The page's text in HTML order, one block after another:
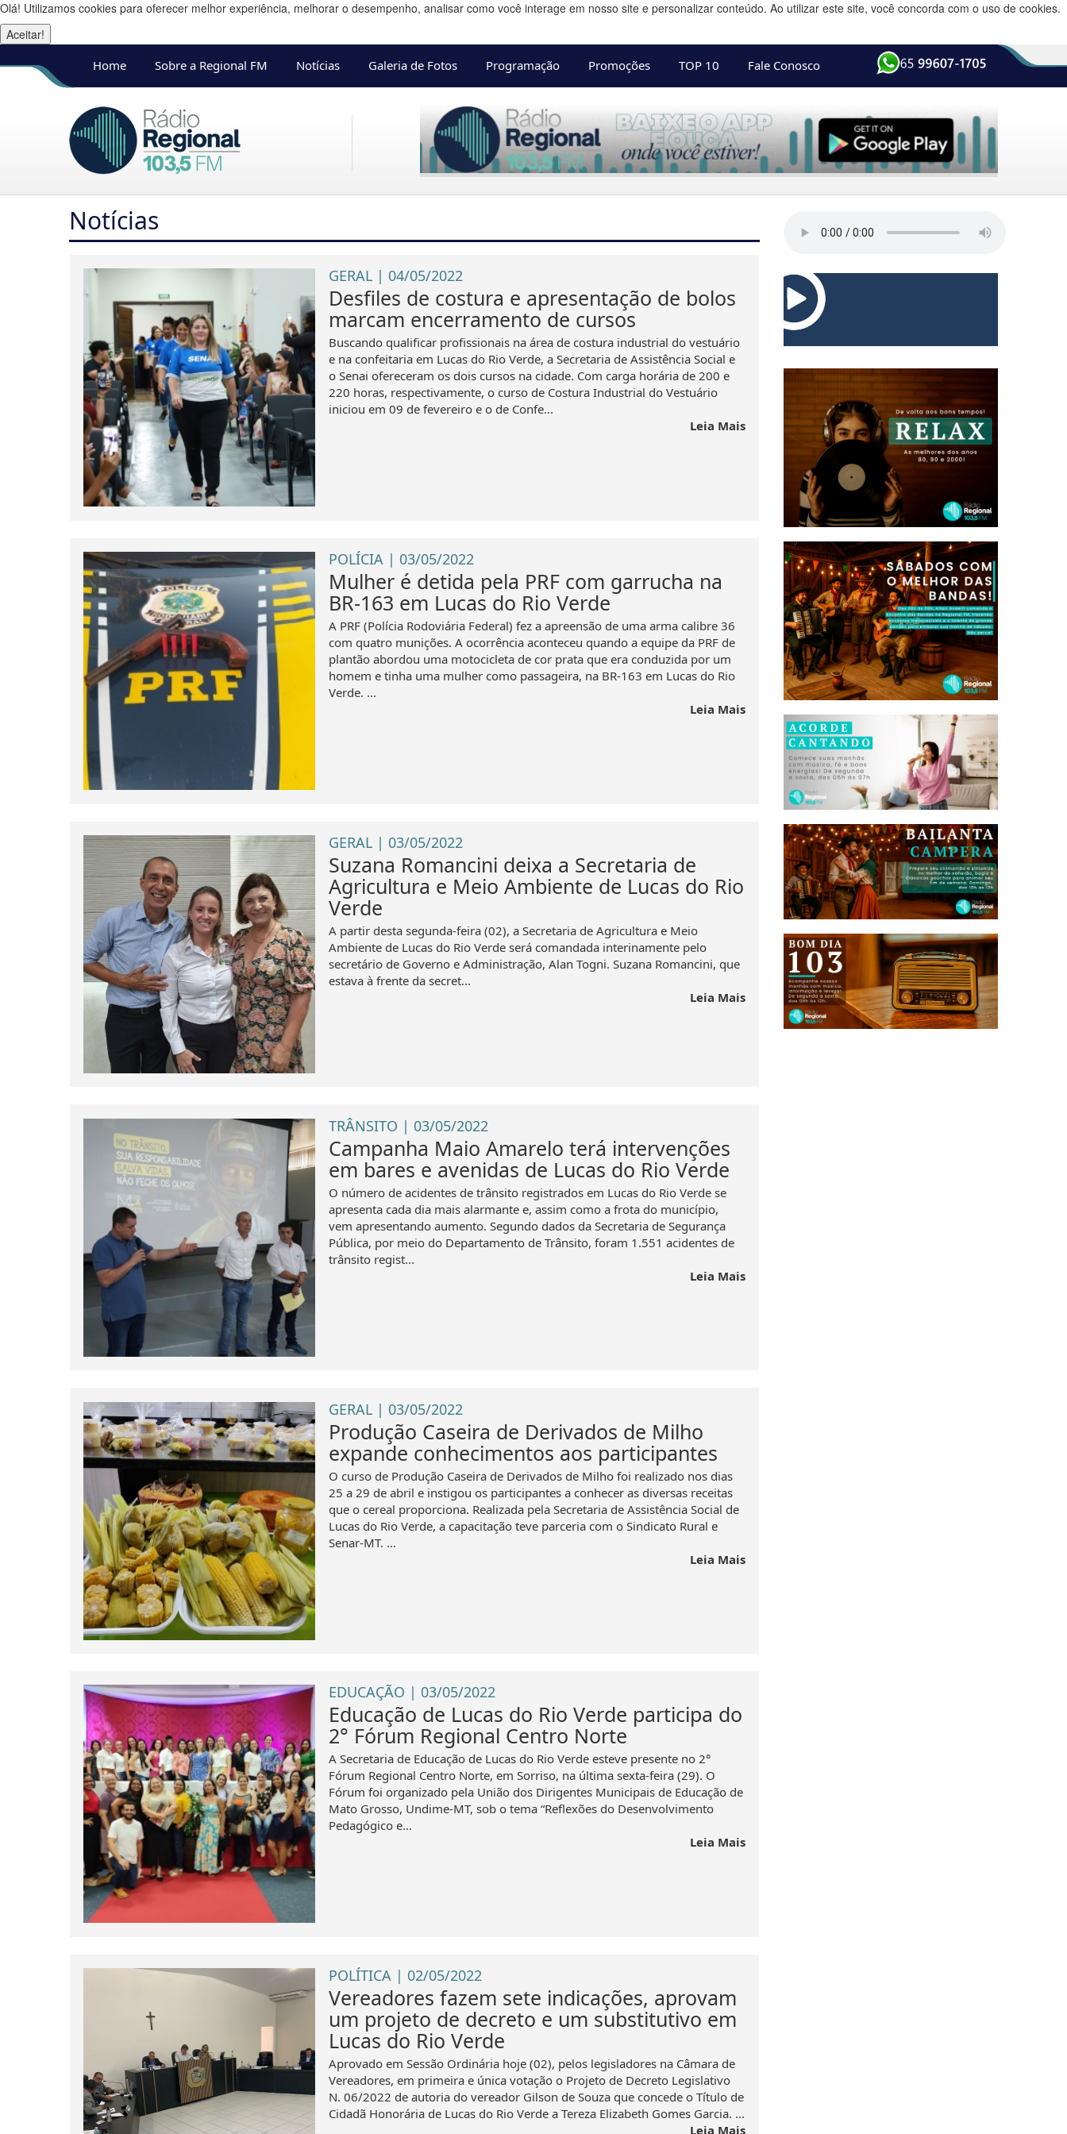
Olá! Utilizamos cookies para oferecer melhor experiência, melhorar o desempenho, analisar como você interage em nosso site e personalizar conteúdo. Ao utilizar este site, você concorda com o uso de cookies.
Aceitar!
Home
Sobre a Regional FM Notícias Galeria de Fotos Programação Promoções TOP 10 Fale Conosco
Notícias
GERAL | 04/05/2022
Desfiles de costura e apresentação de bolos
marcam encerramento de cursos
Buscando qualificar profissionais na área de costura industrial do vestuário
e na confeitaria em Lucas do Rio Verde, a Secretaria de Assistência Social e
o Senai ofereceram os dois cursos na cidade. Com carga horária de 200 e
220 horas, respectivamente, o curso de Costura Industrial do Vestuário
iniciou em 09 de fevereiro e o de Confe...
Leia Mais
POLÍCIA | 03/05/2022
Mulher é detida pela PRF com garrucha na
BR-163 em Lucas do Rio Verde
A PRF (Polícia Rodoviária Federal) fez a apreensão de uma arma calibre 36
com quatro munições. A ocorrência aconteceu quando a equipe da PRF de
plantão abordou uma motocicleta de cor prata que era conduzida por um
homem e tinha uma mulher como passageira, na BR-163 em Lucas do Rio
Verde. ...
Leia Mais
GERAL | 03/05/2022
Suzana Romancini deixa a Secretaria de
Agricultura e Meio Ambiente de Lucas do Rio
Verde
A partir desta segunda-feira (02), a Secretaria de Agricultura e Meio
Ambiente de Lucas do Rio Verde será comandada interinamente pelo
secretário de Governo e Administração, Alan Togni. Suzana Romancini, que
estava à frente da secret...
Leia Mais
TRÂNSITO | 03/05/2022
Campanha Maio Amarelo terá intervenções
em bares e avenidas de Lucas do Rio Verde
O número de acidentes de trânsito registrados em Lucas do Rio Verde se
apresenta cada dia mais alarmante e, assim como a frota do município,
vem apresentando aumento. Segundo dados da Secretaria de Segurança
Pública, por meio do Departamento de Trânsito, foram 1.551 acidentes de
trânsito regist...
Leia Mais
GERAL | 03/05/2022
Produção Caseira de Derivados de Milho
expande conhecimentos aos participantes
O curso de Produção Caseira de Derivados de Milho foi realizado nos dias
25 a 29 de abril e instigou os participantes a conhecer as diversas receitas
que o cereal proporciona. Realizada pela Secretaria de Assistência Social de
Lucas do Rio Verde, a capacitação teve parceria com o Sindicato Rural e
Senar-MT. ...
Leia Mais
EDUCAÇÃO | 03/05/2022
Educação de Lucas do Rio Verde participa do
2° Fórum Regional Centro Norte
A Secretaria de Educação de Lucas do Rio Verde esteve presente no 2°
Fórum Regional Centro Norte, em Sorriso, na última sexta-feira (29). O
Fórum foi organizado pela União dos Dirigentes Municipais de Educação de
Mato Grosso, Undime-MT, sob o tema “Reflexões do Desenvolvimento
Pedagógico e...
Leia Mais
POLÍTICA | 02/05/2022
Vereadores fazem sete indicações, aprovam
um projeto de decreto e um substitutivo em
Lucas do Rio Verde
Aprovado em Sessão Ordinária hoje (02), pelos legisladores na Câmara de
Vereadores, em primeira e única votação o Projeto de Decreto Legislativo
N. 06/2022 de autoria do vereador Gilson de Souza que concede o Título de
Cidadã Honorária de Lucas do Rio Verde a Tereza Elizabeth Gomes Garcia. ...
Leia Mais